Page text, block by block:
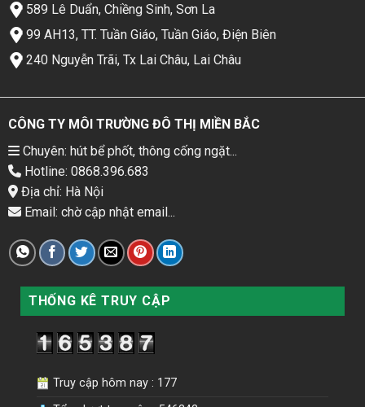
589 Lê Duẩn, Chiềng Sinh, Sơn La
99 AH13, TT. Tuần Giáo, Tuần Giáo, Điện Biên
240 Nguyễn Trãi, Tx Lai Châu, Lai Châu
CÔNG TY MÔI TRƯỜNG ĐÔ THỊ MIỀN BẮC
Chuyên: hút bể phốt, thông cống ngặt...
Hotline: 0868.396.683
Địa chỉ: Hà Nội
Email: chờ cập nhật email...
THỐNG KÊ TRUY CẬP
Truy cập hôm nay : 177